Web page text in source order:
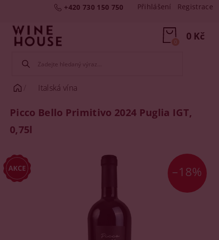
+420 730 150 750 Přihlášení Registrace
0 Kč
0
Italská vína
Picco Bello Primitivo 2024 Puglia IGT,
0,75l
–18%